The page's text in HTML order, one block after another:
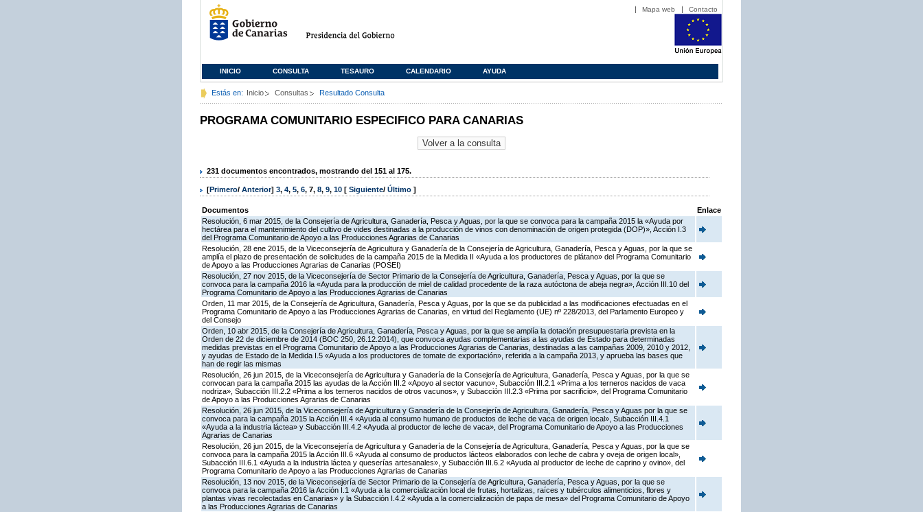
Mapa web Contacto
INICIO CONSULTA TESAURO CALENDARIO AYUDA
Estás en: Inicio Consultas Resultado Consulta
PROGRAMA COMUNITARIO ESPECIFICO PARA CANARIAS
231 documentos encontrados, mostrando del 151 al 175.
[Primero/ Anterior] 3, 4, 5, 6, 7, 8, 9, 10 [ Siguiente/ Último ]
Documentos
Enlace
Resolución, 6 mar 2015, de la Consejería de Agricultura, Ganadería, Pesca y Aguas, por la que se convoca para la campaña 2015 la «Ayuda por
hectárea para el mantenimiento del cultivo de vides destinadas a la producción de vinos con denominación de origen protegida (DOP)», Acción I.3
del Programa Comunitario de Apoyo a las Producciones Agrarias de Canarias
Resolución, 28 ene 2015, de la Viceconsejería de Agricultura y Ganadería de la Consejería de Agricultura, Ganadería, Pesca y Aguas, por la que se
amplía el plazo de presentación de solicitudes de la campaña 2015 de la Medida II «Ayuda a los productores de plátano» del Programa Comunitario
de Apoyo a las Producciones Agrarias de Canarias (POSEI)
Resolución, 27 nov 2015, de la Viceconsejería de Sector Primario de la Consejería de Agricultura, Ganadería, Pesca y Aguas, por la que se
convoca para la campaña 2016 la «Ayuda para la producción de miel de calidad procedente de la raza autóctona de abeja negra», Acción III.10 del
Programa Comunitario de Apoyo a las Producciones Agrarias de Canarias
Orden, 11 mar 2015, de la Consejería de Agricultura, Ganadería, Pesca y Aguas, por la que se da publicidad a las modificaciones efectuadas en el
Programa Comunitario de Apoyo a las Producciones Agrarias de Canarias, en virtud del Reglamento (UE) nº 228/2013, del Parlamento Europeo y
del Consejo
Orden, 10 abr 2015, de la Consejería de Agricultura, Ganadería, Pesca y Aguas, por la que se amplía la dotación presupuestaria prevista en la
Orden de 22 de diciembre de 2014 (BOC 250, 26.12.2014), que convoca ayudas complementarias a las ayudas de Estado para determinadas
medidas previstas en el Programa Comunitario de Apoyo a las Producciones Agrarias de Canarias, destinadas a las campañas 2009, 2010 y 2012,
y ayudas de Estado de la Medida I.5 «Ayuda a los productores de tomate de exportación», referida a la campaña 2013, y aprueba las bases que
han de regir las mismas
Resolución, 26 jun 2015, de la Viceconsejería de Agricultura y Ganadería de la Consejería de Agricultura, Ganadería, Pesca y Aguas, por la que se
convocan para la campaña 2015 las ayudas de la Acción III.2 «Apoyo al sector vacuno», Subacción III.2.1 «Prima a los terneros nacidos de vaca
nodriza», Subacción III.2.2 «Prima a los terneros nacidos de otros vacunos», y Subacción III.2.3 «Prima por sacrificio», del Programa Comunitario
de Apoyo a las Producciones Agrarias de Canarias
Resolución, 26 jun 2015, de la Viceconsejería de Agricultura y Ganadería de la Consejería de Agricultura, Ganadería, Pesca y Aguas por la que se
convoca para la campaña 2015 la Acción III.4 «Ayuda al consumo humano de productos de leche de vaca de origen local», Subacción III.4.1
«Ayuda a la industria láctea» y Subacción III.4.2 «Ayuda al productor de leche de vaca», del Programa Comunitario de Apoyo a las Producciones
Agrarias de Canarias
Resolución, 26 jun 2015, de la Viceconsejería de Agricultura y Ganadería de la Consejería de Agricultura, Ganadería, Pesca y Aguas, por la que se
convoca para la campaña 2015 la Acción III.6 «Ayuda al consumo de productos lácteos elaborados con leche de cabra y oveja de origen local»,
Subacción III.6.1 «Ayuda a la industria láctea y queserías artesanales», y Subacción III.6.2 «Ayuda al productor de leche de caprino y ovino», del
Programa Comunitario de Apoyo a las Producciones Agrarias de Canarias
Resolución, 13 nov 2015, de la Viceconsejería de Sector Primario de la Consejería de Agricultura, Ganadería, Pesca y Aguas, por la que se
convoca para la campaña 2016 la Acción I.1 «Ayuda a la comercialización local de frutas, hortalizas, raíces y tubérculos alimenticios, flores y
plantas vivas recolectadas en Canarias» y la Subacción I.4.2 «Ayuda a la comercialización de papa de mesa» del Programa Comunitario de Apoyo
a las Producciones Agrarias de Canarias